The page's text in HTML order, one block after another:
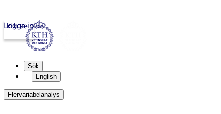
kth.se
Logga in
Sök
English
Flervariabelanalys